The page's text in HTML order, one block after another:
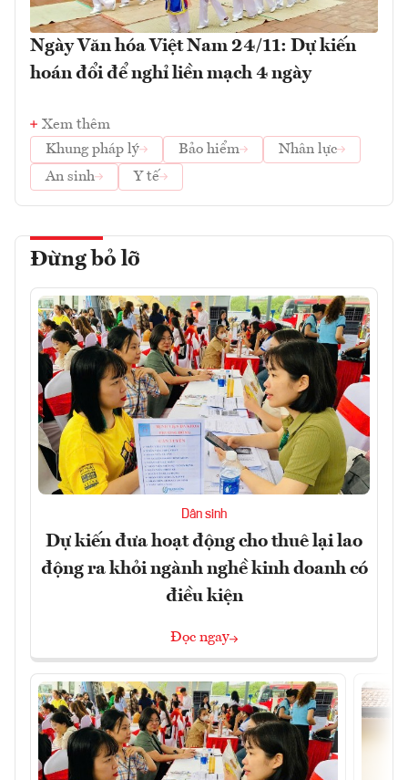
Ngày Văn hóa Việt Nam 24/11: Dự kiến
hoán đổi để nghỉ liền mạch 4 ngày
Xem thêm
Khung pháp lý
Bảo hiểm
Nhân lực
An sinh
Y tế
Đừng bỏ lỡ
Dân sinh
Dự kiến đưa hoạt động cho thuê lại lao
động ra khỏi ngành nghề kinh doanh có
điều kiện
Đọc ngay